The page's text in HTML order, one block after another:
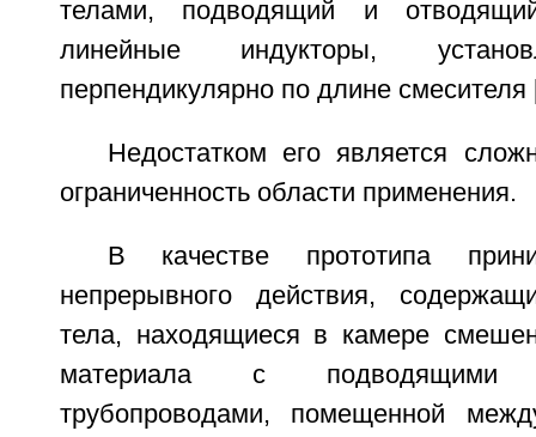
телами, подводящий и
линейные индукторы,
перпендикулярно по длине смесителя
Недостатком его является
ограниченность области применения.
В качестве прототипа
непрерывного действия,
тела, находящиеся в камере
материала с
трубопроводами, помещенной